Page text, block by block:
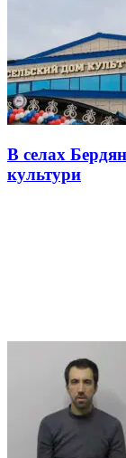
В селах
культури